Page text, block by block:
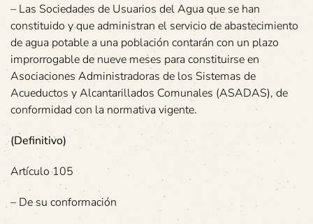
– Las Sociedades de Usuarios del Agua que se han
constituido y que administran el servicio de abastecimiento
de agua potable a una población contarán con un plazo
improrrogable de nueve meses para constituirse en
Asociaciones Administradoras de los Sistemas de
Acueductos y Alcantarillados Comunales (ASADAS), de
conformidad con la normativa vigente.
(Definitivo)
Artículo 105
– De su conformación